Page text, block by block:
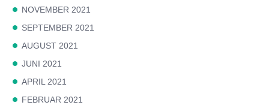
NOVEMBER 2021
SEPTEMBER 2021
AUGUST 2021
JUNI 2021
APRIL 2021
FEBRUAR 2021